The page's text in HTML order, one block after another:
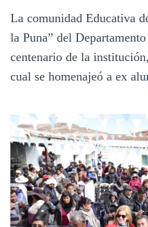
La comunidad Educativa
la Puna” del
centenario de la
cual se homenajeó a ex